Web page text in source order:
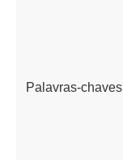
Palavras-chaves